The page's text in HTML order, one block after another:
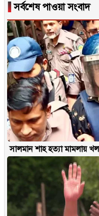
▐সর্বশেষ পাওয়া সংবাদ
সালমান শাহ হত্যা মামলায়